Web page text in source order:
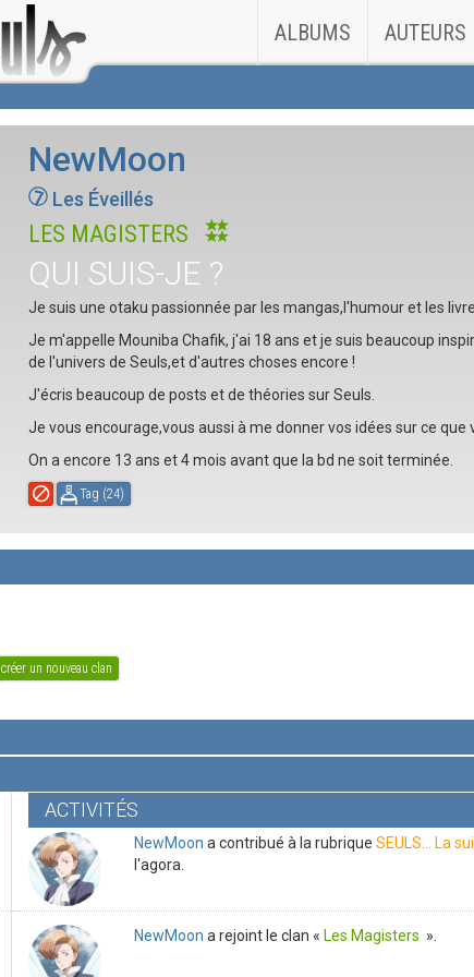
ALBUMS AUTEURS
NewMoon
Les Éveillés
LES MAGISTERS
QUI SUIS-JE ?
Je suis une otaku passionnée par les mangas,l'humour et les
Je m'appelle Mouniba Chafik, j'ai 18 ans et je suis beaucoup
de l'univers de Seuls,et d'autres choses encore !
J'écris beaucoup de posts et de théories sur Seuls.
Je vous encourage,vous aussi à me donner vos idées sur ce que
On a encore 13 ans et 4 mois avant que la bd ne soit terminée.
Tag (24)
créer un nouveau clan
ACTIVITÉS
NewMoon a contribué à la rubriqueSEULS... La
l'agora.
NewMoon a rejoint le clan « Les Magisters ».